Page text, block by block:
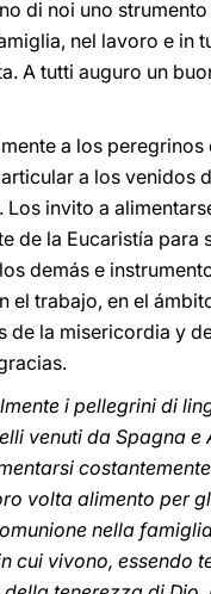
di noi uno
nel lavoro e in
A tutti auguro un
a los peregrinos
a los venidos
Los invito a
de la Eucaristía para
demás e
el trabajo, en el
de la misericordia y
i pellegrini di
venuti da Spagna e
volta alimento per
nella
cui vivono, essendo